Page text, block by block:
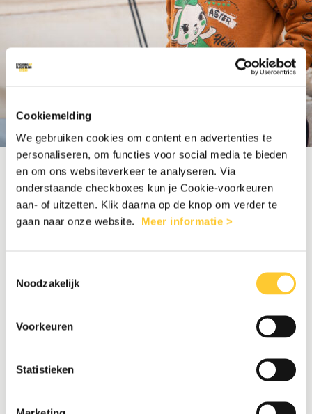
Cookiemelding
We gebruiken cookies om content en advertenties te
personaliseren, om functies voor social media te bieden
en om ons websiteverkeer te analyseren. Via
onderstaande checkboxes kun je Cookie-voorkeuren
aan- of uitzetten. Klik daarna op de knop om verder te
gaan naar onze website. Meer informatie >
Noodzakelijk
Voorkeuren
Statistieken
BEDANKT VOOR UW
AANMELDING
bevestigen graag je zitplaatsen voor de film
Lost Land. We kijken ernaar uit je op 26 maart